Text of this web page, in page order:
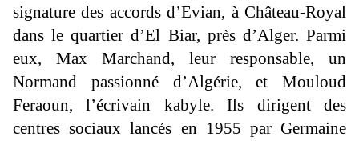
signature des accords d’Evian, à Château-Royal
dans le quartier d’El Biar, près d’Alger. Parmi
eux, Max Marchand, leur responsable, un
Normand passionné d’Algérie, et Mouloud
Feraoun, l’écrivain kabyle. Ils dirigent des
centres sociaux lancés en 1955 par Germaine